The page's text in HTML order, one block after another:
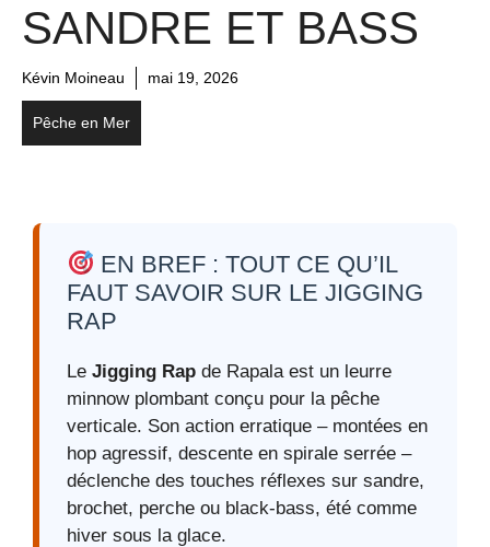
SANDRE ET BASS
Kévin Moineau mai 19, 2026
Pêche en Mer
EN BREF : TOUT CE QU’IL
FAUT SAVOIR SUR LE JIGGING
RAP
Le Jigging Rap de Rapala est un leurre
minnow plombant conçu pour la pêche
verticale. Son action erratique – montées en
hop agressif, descente en spirale serrée –
déclenche des touches réflexes sur sandre,
brochet, perche ou black-bass, été comme
hiver sous la glace.